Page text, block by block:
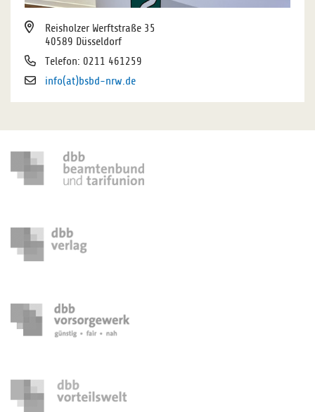
Reisholzer Werftstraße 35
40589 Düsseldorf
Telefon: 0211 461259
info(at)bsbd-nrw.de